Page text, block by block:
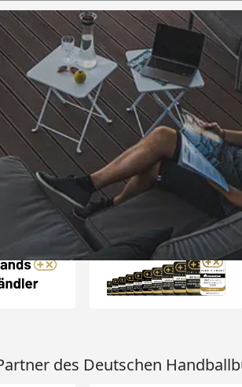
4,81/ 5
„- Retouren
umgehend
des Deutschen